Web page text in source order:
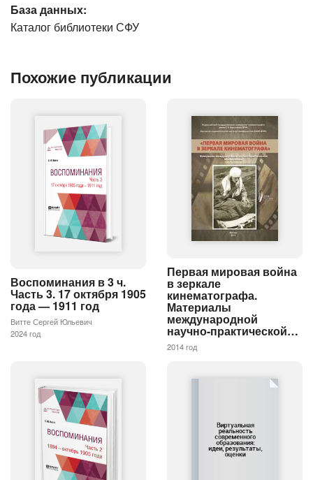
База данных:
Каталог библиотеки СФУ
Похожие публикации
Воспоминания в 3 ч.
Часть 3. 17 октября 1905
года — 1911 год
Витте Сергей Юльевич
2024 год
Первая мировая война
в зеркале
кинематографа.
Материалы
международной
научно-практической…
2014 год